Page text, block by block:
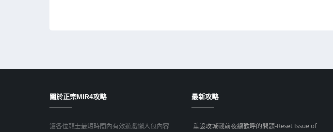
關於正宗MIR4攻略
讓各位龍士最短時間內有效遊戲懶人包內容
最新攻略
重設攻城戰前夜總歡呼的問題-Reset Issue of